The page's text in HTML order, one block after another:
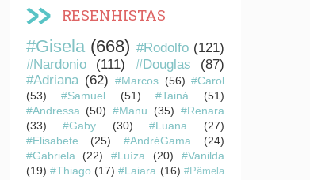
RESENHISTAS
#Gisela (668) #Rodolfo (121)
#Nardonio
(111) #Douglas
(87)
#Adriana (62) #Marcos (56) #Carol
(53)
#Samuel (51) #Tainá
(51)
#Andressa (50) #Manu (35) #Renara
(33)
#Gaby (30) #Luana
(27)
#Elisabete
(25) #AndréGama
(24)
#Gabriela
(22) #Luíza (20)
#Vanilda
(19) #Thiago (17) #Laiara (16) #Pâmela